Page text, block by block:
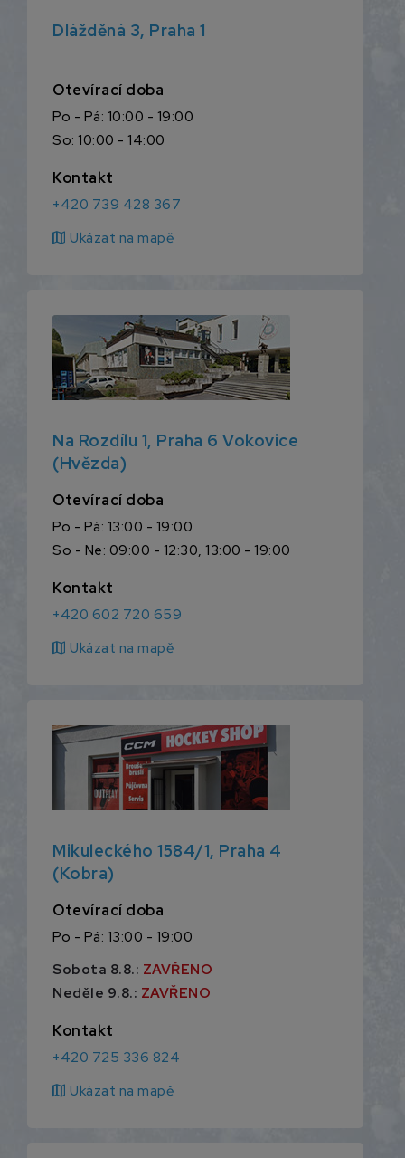
Dlážděná 3, Praha 1
Otevírací doba
Po - Pá: 10:00 - 19:00
So: 10:00 - 14:00
Kontakt
+420 739 428 367
map Ukázat na mapě
Na Rozdílu 1, Praha 6 Vokovice
(Hvězda)
Otevírací doba
Po - Pá: 13:00 - 19:00
So - Ne: 09:00 - 12:30, 13:00 - 19:00
Kontakt
+420 602 720 659
map Ukázat na mapě
Mikuleckého 1584/1, Praha 4
(Kobra)
Otevírací doba
Po - Pá: 13:00 - 19:00
Sobota 8.8.: ZAVŘENO
Neděle 9.8.: ZAVŘENO
Kontakt
+420 725 336 824
map Ukázat na mapě